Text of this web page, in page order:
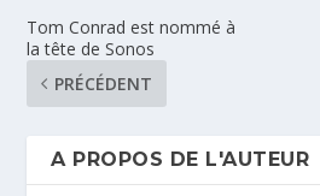
Tom Conrad est nommé à
la tête de Sonos
PRÉCÉDENT
A PROPOS DE L'AUTEUR